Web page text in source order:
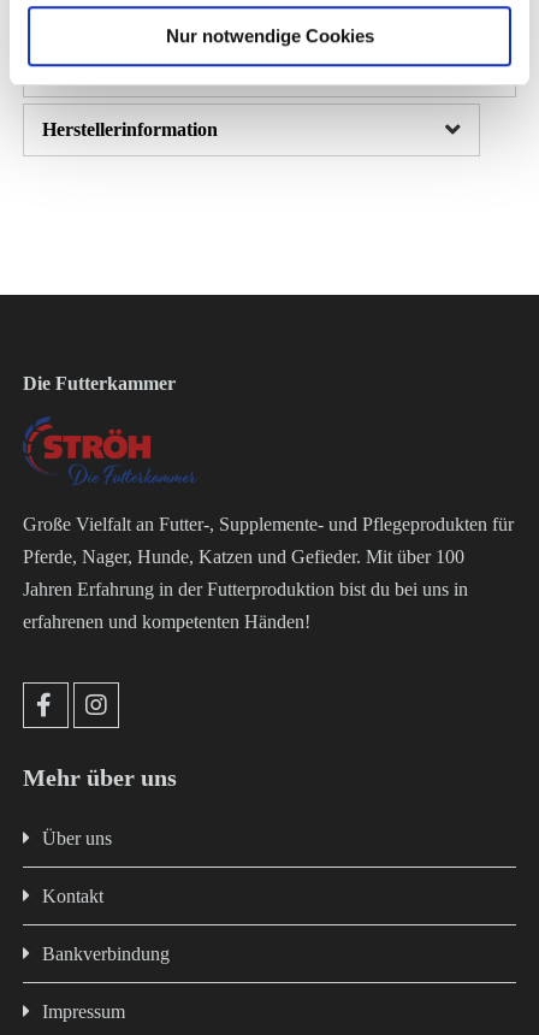
Nur notwendige Cookies
Presshilfs- und Bindemittel hergestellt
Herstellerinformation
Die Futterkammer
Große Vielfalt an Futter-, Supplemente- und Pflegeprodukten für
Pferde, Nager, Hunde, Katzen und Gefieder. Mit über 100
Jahren Erfahrung in der Futterproduktion bist du bei uns in
erfahrenen und kompetenten Händen!
Mehr über uns
Über uns
Kontakt
Bankverbindung
Impressum